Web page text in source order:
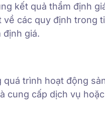
kết quả thẩm định
các quy định trong
định giá.
trình hoạt động
cung cấp dịch vụ